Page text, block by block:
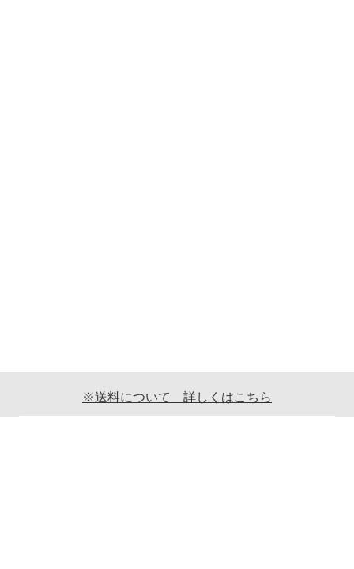
※送料について 詳しくはこちら